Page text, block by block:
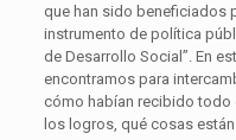
que han sido beneficiados
instrumento de política
de Desarrollo Social”. En
encontramos para
cómo habían recibido todo
los logros, qué cosas están